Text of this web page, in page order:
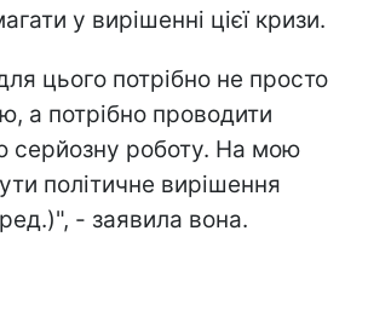
у вирішенні цієї кризи.
цього потрібно не просто
а потрібно проводити
серйозну роботу. На мою
політичне вирішення
- заявила вона.